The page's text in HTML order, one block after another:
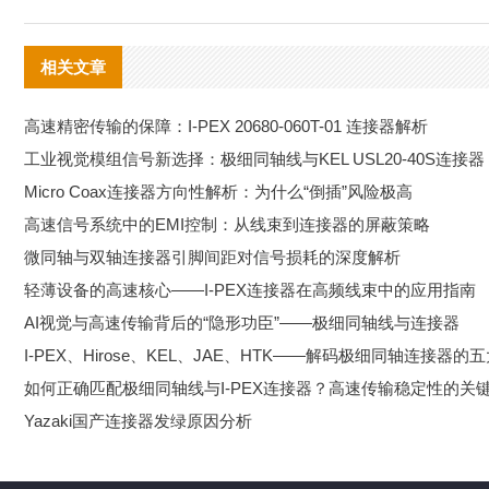
相关文章
高速精密传输的保障：I-PEX 20680-060T-01 连接器解析
工业视觉模组信号新选择：极细同轴线与KEL USL20-40S连接器
Micro Coax连接器方向性解析：为什么“倒插”风险极高
高速信号系统中的EMI控制：从线束到连接器的屏蔽策略
微同轴与双轴连接器引脚间距对信号损耗的深度解析
轻薄设备的高速核心——I-PEX连接器在高频线束中的应用指南
AI视觉与高速传输背后的“隐形功臣”——极细同轴线与连接器
I-PEX、Hirose、KEL、JAE、HTK——解码极细同轴连接器的五
如何正确匹配极细同轴线与I-PEX连接器？高速传输稳定性的关
Yazaki国产连接器发绿原因分析